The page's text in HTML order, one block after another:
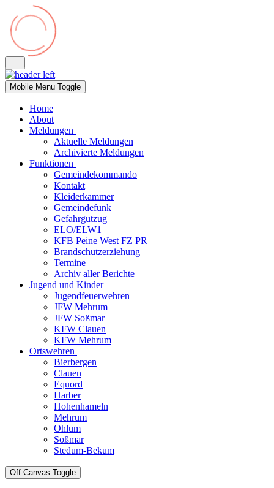
Mobile Menu Toggle
Home
About
Meldungen
Aktuelle Meldungen
Archivierte Meldungen
Funktionen
Gemeindekommando
Kontakt
Kleiderkammer
Gemeindefunk
Gefahrgutzug
ELO/ELW1
KFB Peine West FZ PR
Brandschutzerziehung
Termine
Archiv aller Berichte
Jugend und Kinder
Jugendfeuerwehren
JFW Mehrum
JFW Soßmar
KFW Clauen
KFW Mehrum
Ortswehren
Bierbergen
Clauen
Equord
Harber
Hohenhameln
Mehrum
Ohlum
Soßmar
Stedum-Bekum
Off-Canvas Toggle